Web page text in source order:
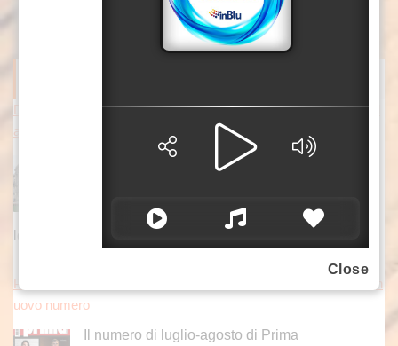
Ddl “Coesione e crescita”, ok dalla Giunta Schifani a manovra d
a oltre 220 milioni
Il disegno di legge “Coesione e crescita” varato
221 milioni e dà risposte ai cittadini in tema di
Prima Comunicazione, il mondo dell’informazione al centro del n
uovo numero
Il numero di luglio-agosto di Prima
Close